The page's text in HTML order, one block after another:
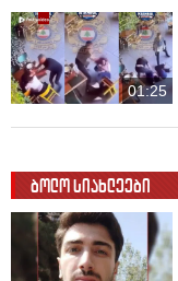
01:25
ბოლო სიახლეები